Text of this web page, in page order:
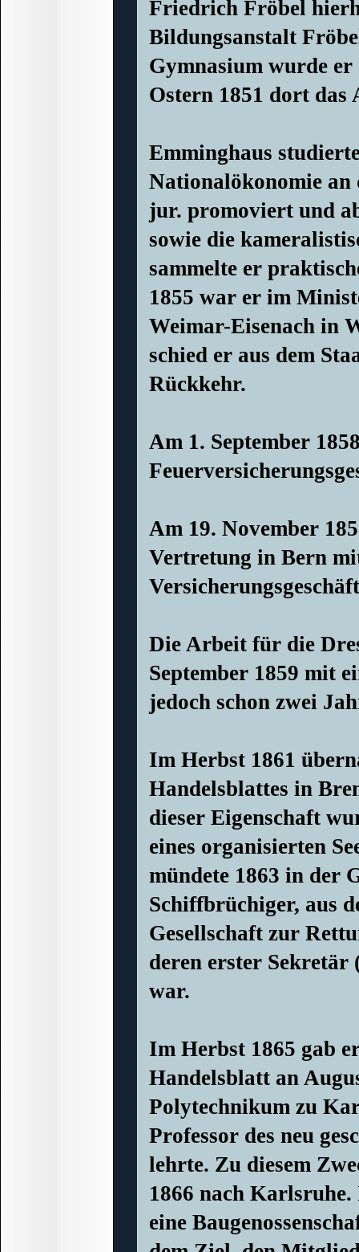
Friedrich Fröbel
Bildungsanstalt
Gymnasium wurde
Ostern 1851 dort
Emminghaus
Nationalökonomie an
jur. promoviert und
sowie die
sammelte er
1855 war er im
Weimar-Eisenach in
schied er aus dem
Rückkehr.
Am 1. September
Am 19. November
Vertretung in Bern
Die Arbeit für die
September 1859 mit
jedoch schon zwei
Im Herbst 1861
Handelsblattes in
dieser Eigenschaft
eines organisierten
mündete 1863 in der
Schiffbrüchiger, aus
Gesellschaft zur
deren erster
war.
Im Herbst 1865 gab
Handelsblatt an
Polytechnikum zu
Professor des neu
lehrte. Zu diesem
1866 nach
eine